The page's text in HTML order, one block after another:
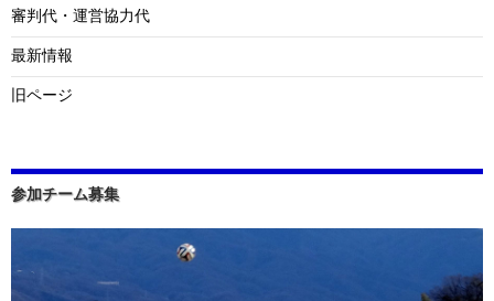
審判代・運営協力代
最新情報
旧ページ
参加チーム募集